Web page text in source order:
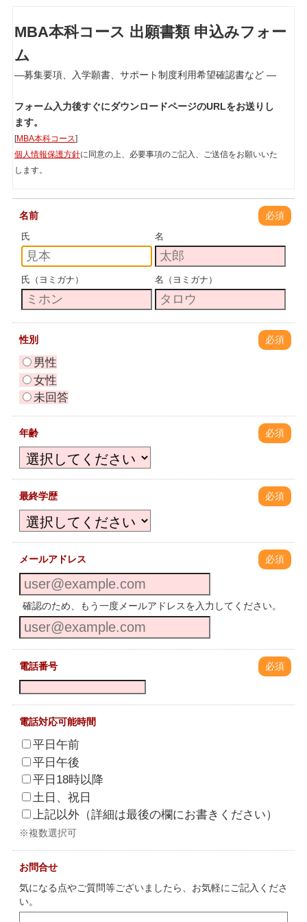
MBA本科コース 出願書類 申込みフォー
ム
―募集要項、入学願書、サポート制度利用希望確認書など ―
フォーム入力後すぐにダウンロードページのURLをお送りし
ます。
[MBA本科コース]
個人情報保護方針に同意の上、必要事項のご記入、ご送信をお願いいた
します。
名前 必須
氏 名
氏（ヨミガナ） 名（ヨミガナ）
性別 必須
男性
女性
未回答
年齢 必須
最終学歴 必須
メールアドレス 必須
確認のため、もう一度メールアドレスを入力してください。
電話番号 必須
電話対応可能時間
平日午前
平日午後
平日18時以降
土日、祝日
上記以外（詳細は最後の欄にお書きください）
※複数選択可
お問合せ
気になる点やご質問等ございましたら、お気軽にご記入くださ
い。